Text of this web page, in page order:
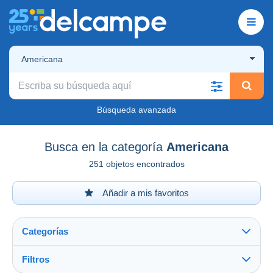
Americana
Búsqueda avanzada
Busca en la categoría Americana
251 objetos encontrados
Añadir a mis favoritos
Categorías
Filtros